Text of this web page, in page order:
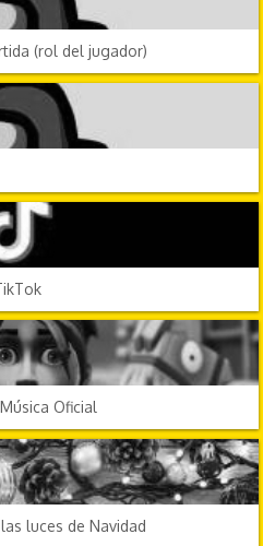
(rol del jugador)
Oficial
luces de Navidad